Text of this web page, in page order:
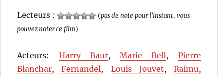
Lecteurs : (pas de note pour l'instant, vous
pouvez noter ce film)
Acteurs: Harry Baur,Marie Bell, Pierre
Blanchar,Fernandel, Louis Jouvet, Raimu,